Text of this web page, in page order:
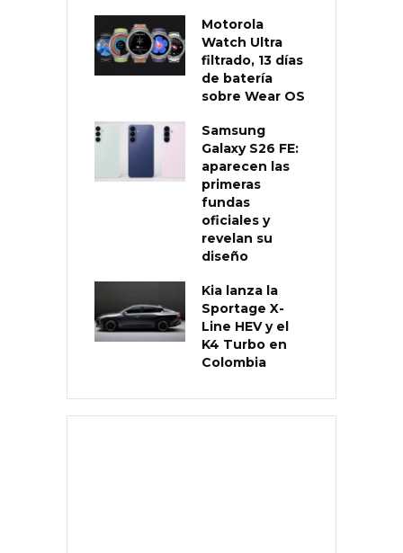
Motorola
Watch Ultra
filtrado, 13 días
de batería
sobre Wear OS
Samsung
Galaxy S26 FE:
aparecen las
primeras
fundas
oficiales y
revelan su
diseño
Kia lanza la
Sportage X-
Line HEV y el
K4 Turbo en
Colombia